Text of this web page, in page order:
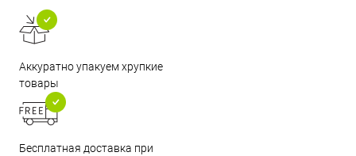
Аккуратно упакуем хрупкие
товары
Бесплатная доставка при